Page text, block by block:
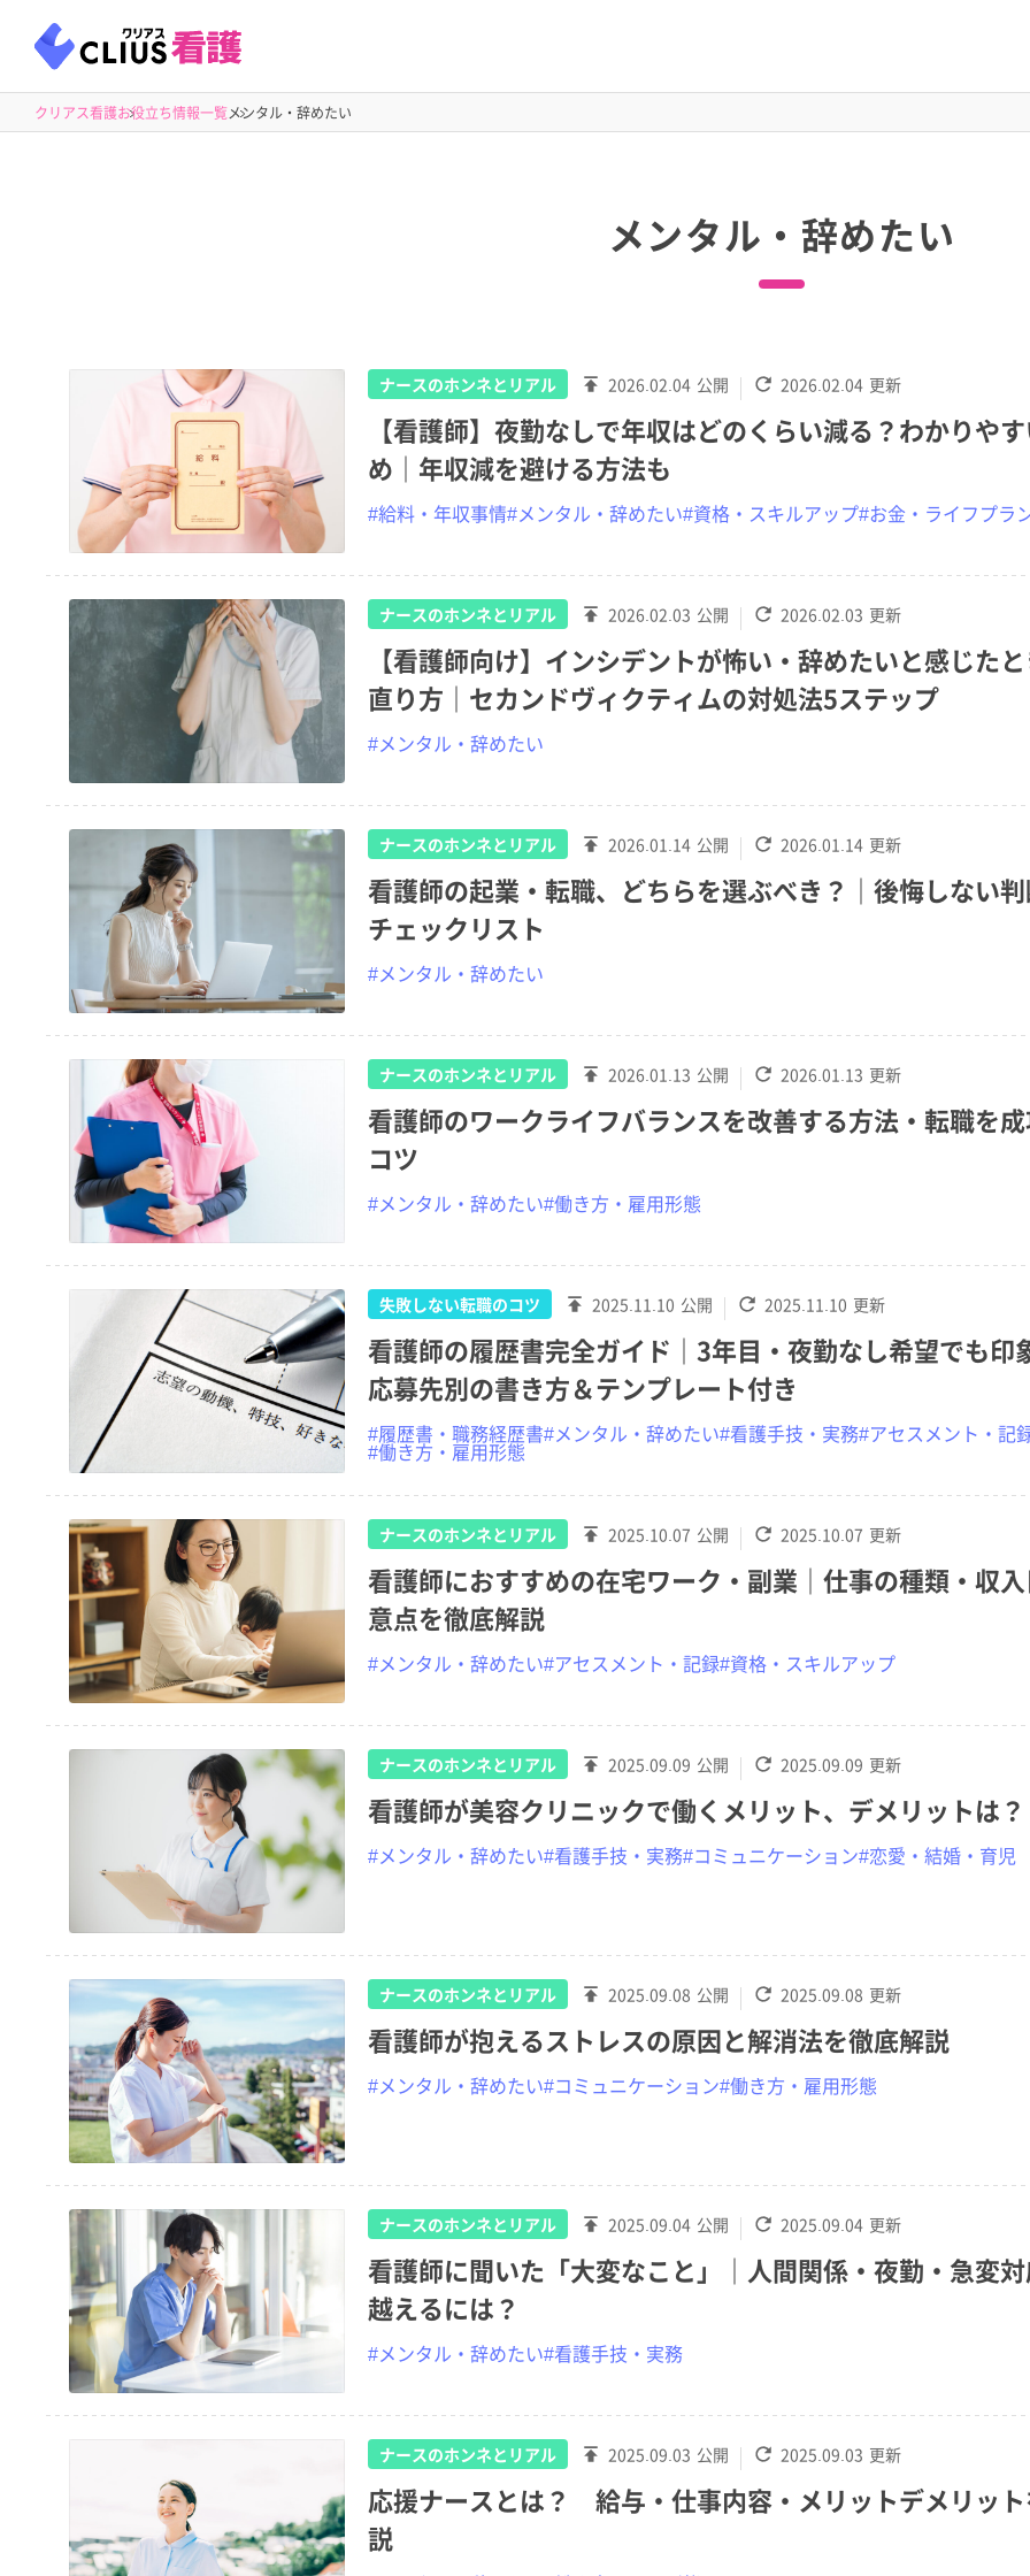
クリアス看護お役立ち情報一覧メンタル・辞めたい
メンタル・辞めたい
ナースのホンネとリアル 2026.02.04 公開 2026.02.04 更新
【看護師】夜勤なしで年収はどのくらい減る？わかりや
め｜年収減を避ける方法も
#給料・年収事情#メンタル・辞めたい#資格・スキルアップ#お金・ライフプラ
ナースのホンネとリアル 2026.02.03 公開 2026.02.03 更新
【看護師向け】インシデントが怖い・辞めたいと感じた
直り方｜セカンドヴィクティムの対処法5ステップ
#メンタル・辞めたい
ナースのホンネとリアル 2026.01.14 公開 2026.01.14 更新
看護師の起業・転職、どちらを選ぶべき？｜後悔しない
チェックリスト
#メンタル・辞めたい
ナースのホンネとリアル 2026.01.13 公開 2026.01.13 更新
看護師のワークライフバランスを改善する方法・転職を
コツ
#メンタル・辞めたい#働き方・雇用形態
失敗しない転職のコツ 2025.11.10 公開 2025.11.10 更新
看護師の履歴書完全ガイド｜3年目・夜勤なし希望でも印
応募先別の書き方＆テンプレート付き
#履歴書・職務経歴書#メンタル・辞めたい#看護手技・実務#アセスメント・記
#働き方・雇用形態
ナースのホンネとリアル 2025.10.07 公開 2025.10.07 更新
看護師におすすめの在宅ワーク・副業｜仕事の種類・収
意点を徹底解説
#メンタル・辞めたい#アセスメント・記録#資格・スキルアップ
ナースのホンネとリアル 2025.09.09 公開 2025.09.09 更新
看護師が美容クリニックで働くメリット、デメリットは？
#メンタル・辞めたい#看護手技・実務#コミュニケーション#恋愛・結婚・育児
ナースのホンネとリアル 2025.09.08 公開 2025.09.08 更新
看護師が抱えるストレスの原因と解消法を徹底解説
#メンタル・辞めたい#コミュニケーション#働き方・雇用形態
ナースのホンネとリアル 2025.09.04 公開 2025.09.04 更新
看護師に聞いた「大変なこと」｜人間関係・夜勤・急変
越えるには？
#メンタル・辞めたい#看護手技・実務
ナースのホンネとリアル 2025.09.03 公開 2025.09.03 更新
応援ナースとは？ 給与・仕事内容・メリットデメリッ
説